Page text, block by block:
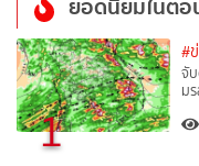
ยอดนิยมในต
1
#
จั
ม